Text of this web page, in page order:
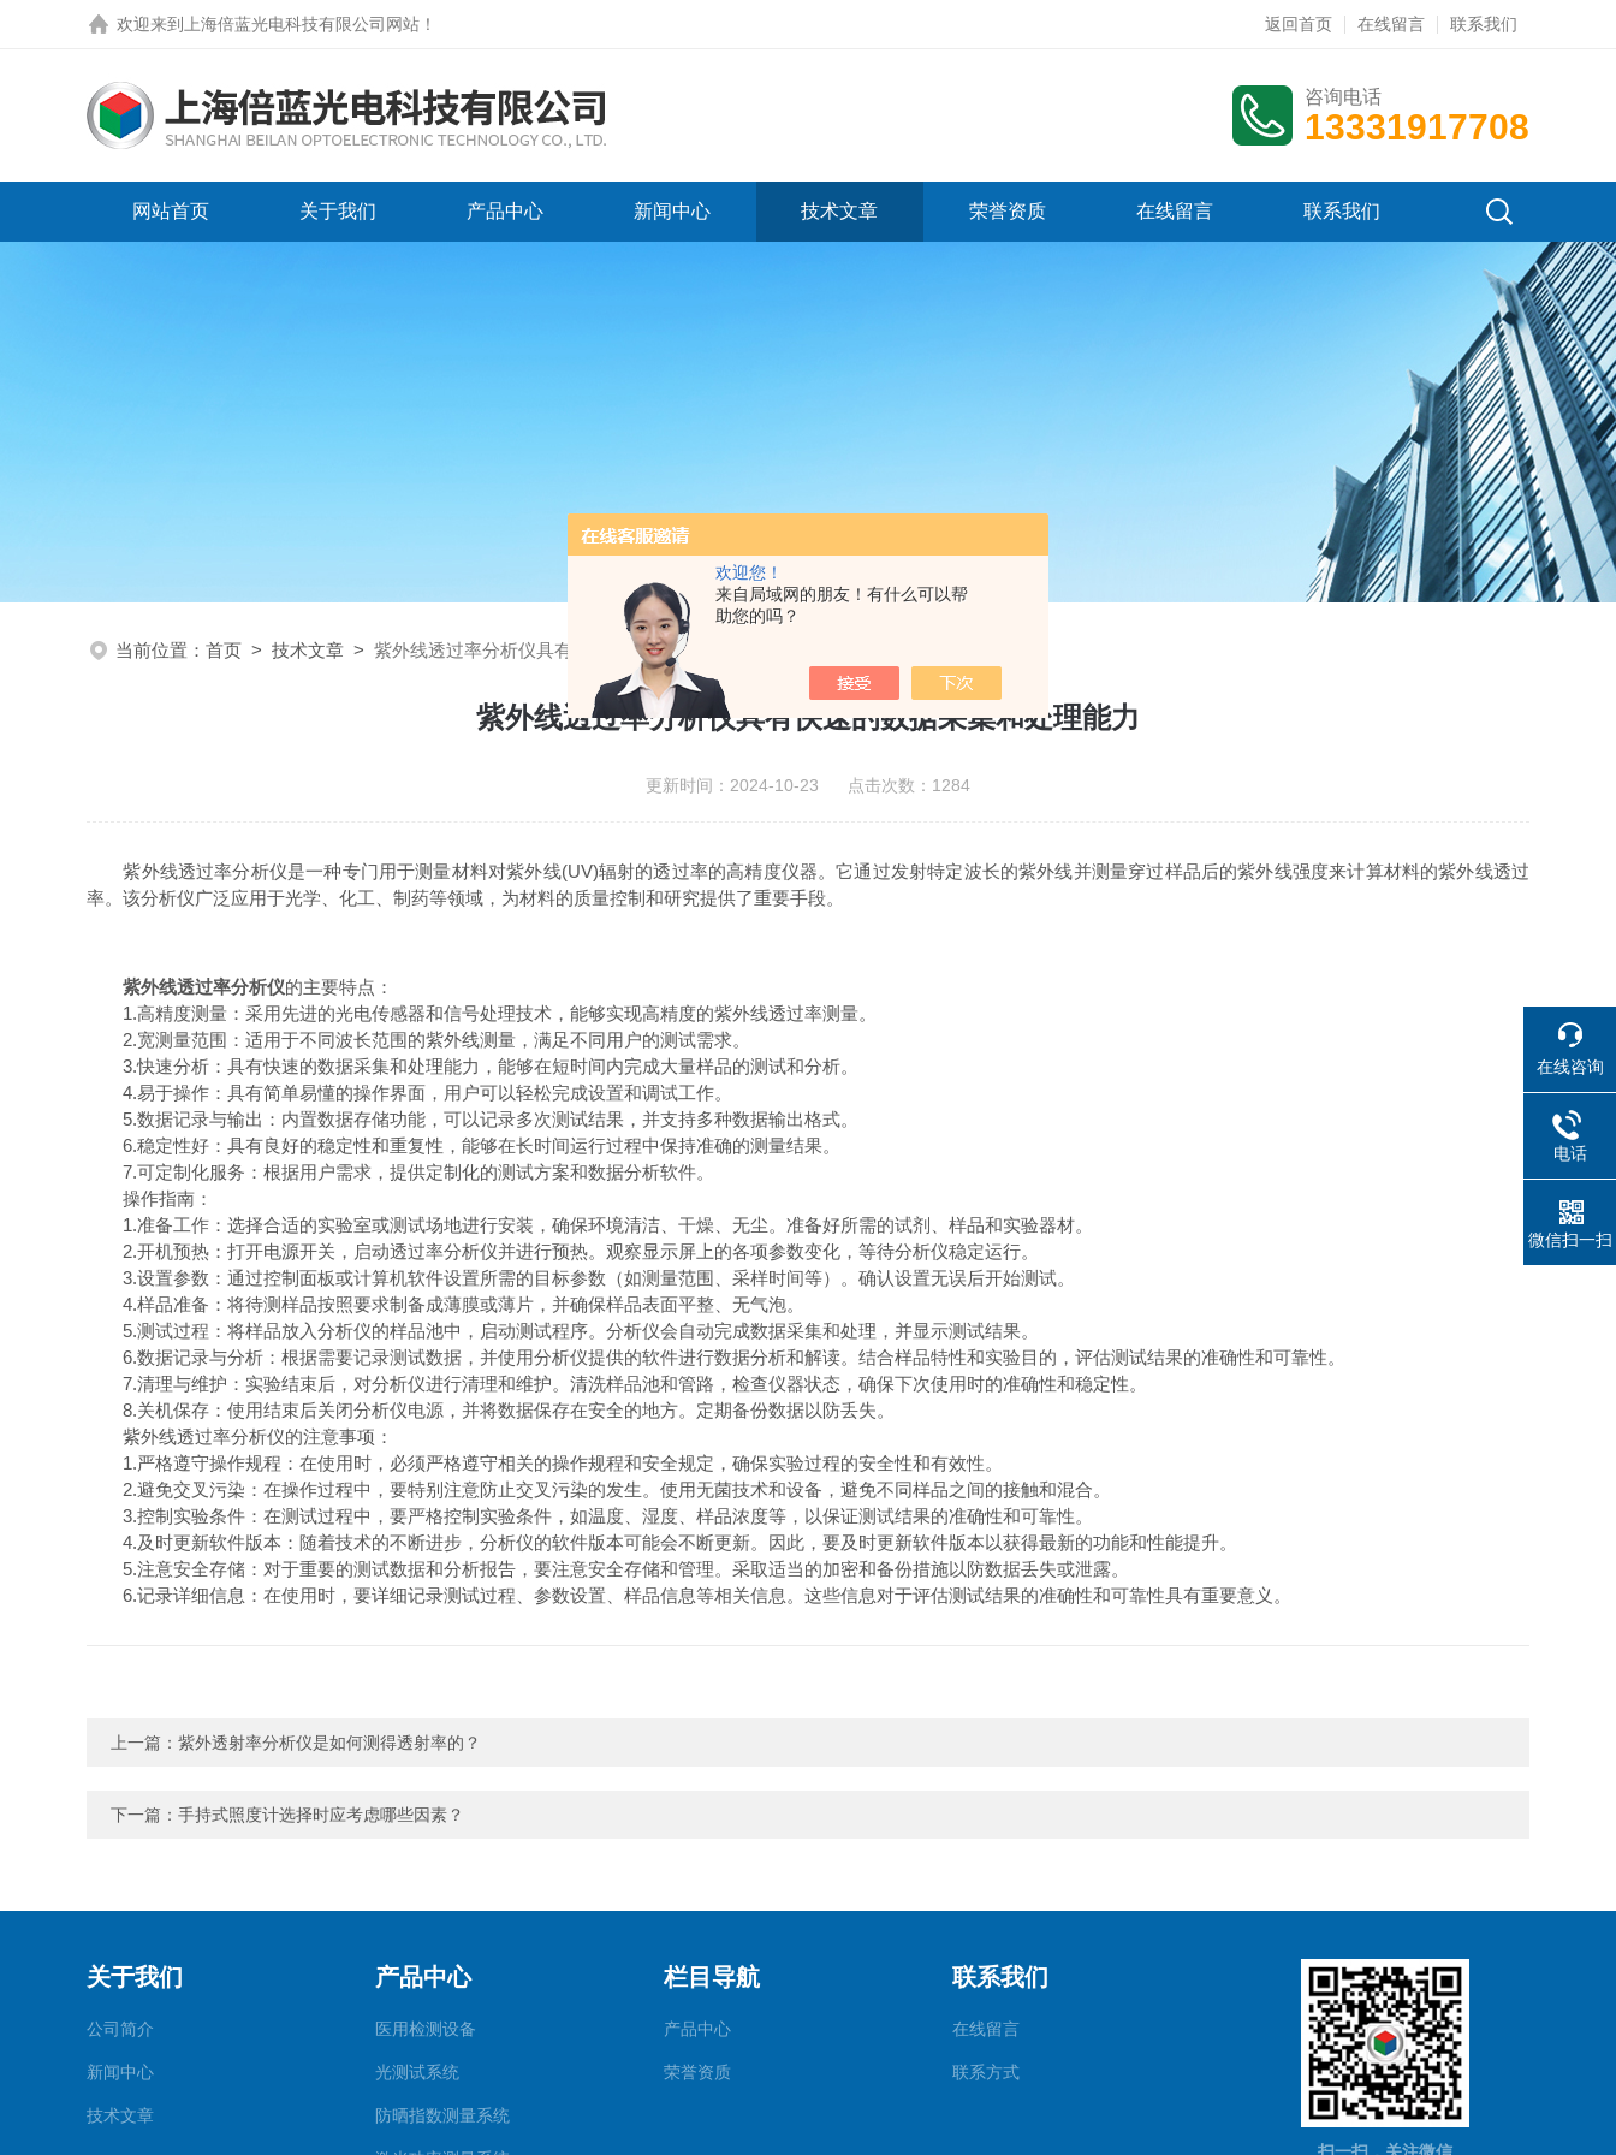
欢迎您！
来自局域网的朋友！有什么可以帮
助您的吗？
欢迎来到 上海倍蓝光电科技有限公司网站 ！ 返回首页 在线留言 联系我们
咨询电话
13331917708
网站首页 关于我们 产品中心 新闻中心 技术文章 荣誉资质 在线留言 联系我们
当前位置： 首页 > 技术文章 > 紫外线透过率分析仪具有快速的数据采集和处理能力
紫外线透过率分析仪具有快速的数据采集和处理能力
更新时间：2024-10-23 点击次数：1284
紫外线透过率分析仪是一种专门用于测量材料对紫外线(UV)辐射的透过率的高精度仪器。它通过发射特定波长的紫外线并测量穿过样品后的紫外线强度来计算材料的紫外线透过
率。该分析仪广泛应用于光学、化工、制药等领域，为材料的质量控制和研究提供了重要手段。
紫外线透过率分析仪的主要特点：
1.高精度测量：采用先进的光电传感器和信号处理技术，能够实现高精度的紫外线透过率测量。
2.宽测量范围：适用于不同波长范围的紫外线测量，满足不同用户的测试需求。
3.快速分析：具有快速的数据采集和处理能力，能够在短时间内完成大量样品的测试和分析。
4.易于操作：具有简单易懂的操作界面，用户可以轻松完成设置和调试工作。
5.数据记录与输出：内置数据存储功能，可以记录多次测试结果，并支持多种数据输出格式。
6.稳定性好：具有良好的稳定性和重复性，能够在长时间运行过程中保持准确的测量结果。
7.可定制化服务：根据用户需求，提供定制化的测试方案和数据分析软件。
操作指南：
1.准备工作：选择合适的实验室或测试场地进行安装，确保环境清洁、干燥、无尘。准备好所需的试剂、样品和实验器材。
2.开机预热：打开电源开关，启动透过率分析仪并进行预热。观察显示屏上的各项参数变化，等待分析仪稳定运行。
3.设置参数：通过控制面板或计算机软件设置所需的目标参数（如测量范围、采样时间等）。确认设置无误后开始测试。
4.样品准备：将待测样品按照要求制备成薄膜或薄片，并确保样品表面平整、无气泡。
5.测试过程：将样品放入分析仪的样品池中，启动测试程序。分析仪会自动完成数据采集和处理，并显示测试结果。
6.数据记录与分析：根据需要记录测试数据，并使用分析仪提供的软件进行数据分析和解读。结合样品特性和实验目的，评估测试结果的准确性和可靠性。
7.清理与维护：实验结束后，对分析仪进行清理和维护。清洗样品池和管路，检查仪器状态，确保下次使用时的准确性和稳定性。
8.关机保存：使用结束后关闭分析仪电源，并将数据保存在安全的地方。定期备份数据以防丢失。
紫外线透过率分析仪的注意事项：
1.严格遵守操作规程：在使用时，必须严格遵守相关的操作规程和安全规定，确保实验过程的安全性和有效性。
2.避免交叉污染：在操作过程中，要特别注意防止交叉污染的发生。使用无菌技术和设备，避免不同样品之间的接触和混合。
3.控制实验条件：在测试过程中，要严格控制实验条件，如温度、湿度、样品浓度等，以保证测试结果的准确性和可靠性。
4.及时更新软件版本：随着技术的不断进步，分析仪的软件版本可能会不断更新。因此，要及时更新软件版本以获得最新的功能和性能提升。
5.注意安全存储：对于重要的测试数据和分析报告，要注意安全存储和管理。采取适当的加密和备份措施以防数据丢失或泄露。
6.记录详细信息：在使用时，要详细记录测试过程、参数设置、样品信息等相关信息。这些信息对于评估测试结果的准确性和可靠性具有重要意义。
上一篇： 紫外透射率分析仪是如何测得透射率的？
下一篇： 手持式照度计选择时应考虑哪些因素？
关于我们
公司简介
新闻中心
技术文章
产品中心
医用检测设备
光测试系统
防晒指数测量系统
栏目导航
产品中心
荣誉资质
联系我们
在线留言
联系方式
在线咨询
电话
微信扫一扫